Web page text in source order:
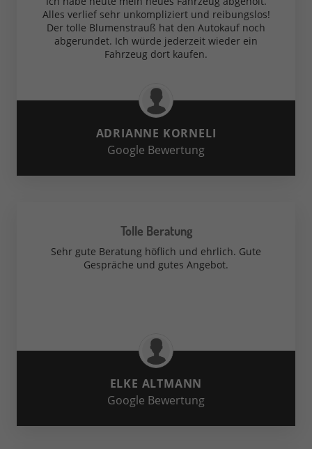
Alles verlief sehr unkompliziert und reibungslos!
Der tolle Blumenstrauß hat den Autokauf noch
abgerundet. Ich würde jederzeit wieder ein
Fahrzeug dort kaufen.
ADRIANNE KORNELI
Google Bewertung
Tolle Beratung
Sehr gute Beratung höflich und ehrlich. Gute
Gespräche und gutes Angebot.
ELKE ALTMANN
Google Bewertung